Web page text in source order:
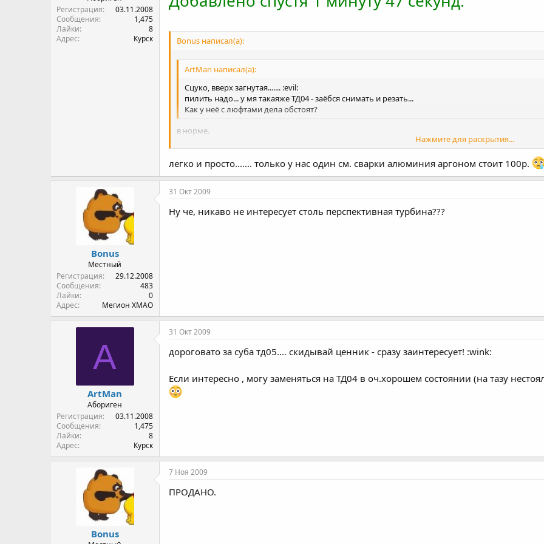
Регистрация
03.11.2008
Сообщения
1,475
Лайки
8
Адрес
Курск Bonus написал(а):
ArtMan написал(а):
Сцуко, вверх загнутая....... :evil:
пилить надо... у мя такаяже ТД04 - заёбся снимать и резать...
Как у неё с люфтами дела обстоят?
Нажмите для раскрытия...
в норме.
Акуратно отрезаеш вход и привариваеш аргоном как тебе нраица. Все легко и просто!
Нажмите для раскрытия...
легко и просто....... только у нас один см. сварки алюминия аргоном стоит 100р.
Bonus
Местный
Регистрация
29.12.2008
Сообщения
483
Лайки
0
Адрес
Мегион ХМАО
31 Окт 2009
Ну че, никаво не интересует столь перспективная турбина???
A
ArtMan
Абориген
Регистрация
03.11.2008
Сообщения
1,475
Лайки
8
Адрес
Курск
31 Окт 2009
дороговато за суба тд05.... скидывай ценник - сразу заинтересует! :wink:
Если интересно , могу заменяться на ТД04 в оч.хорошем состоянии (на тазу
Bonus
7 Ноя 2009
ПРОДАНО.